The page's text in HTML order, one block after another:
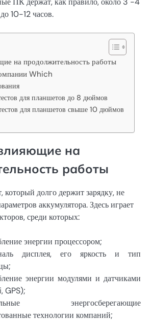
10-12 часов.
на продолжительность работы
Which
для планшетов до 8 дюймов
для планшетов свыше 10 дюймов
на
работы
долго держит зарядку, не
аккумулятора. Здесь играет
среди которых:
энергии процессором;
дисплея, его яркость и тип
энергии модулями и датчиками
GPS);
энергосберегающие
технологии компаний;